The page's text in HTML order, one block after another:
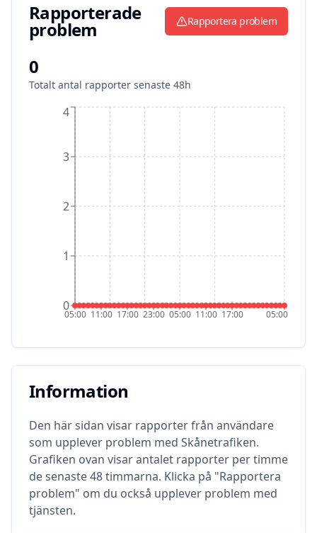
Rapporterade
problem Rapportera problem
0
Totalt antal rapporter senaste 48h
05:00 11:00 17:00 23:00 05:00 11:00 17:00 05:00
0
1
2
3
4
Information
Information
Den här sidan visar rapporter från användare
som upplever problem med Skånetrafiken.
Grafiken ovan visar antalet rapporter per timme
de senaste 48 timmarna. Klicka på "Rapportera
problem" om du också upplever problem med
tjänsten.